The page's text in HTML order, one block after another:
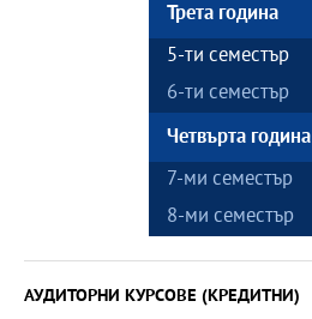
Трета година
5-ти семестър
6-ти семестър
Четвърта година
7-ми семестър
8-ми семестър
АУДИТОРНИ КУРСОВЕ (КРЕДИТНИ)